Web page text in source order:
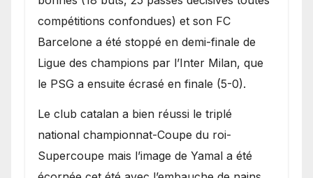
compétitions confondues) et son FC
Barcelone a été stoppé en demi-finale de
Ligue des champions par l’Inter Milan, que
le PSG a ensuite écrasé en finale (5-0).
Le club catalan a bien réussi le triplé
national championnat-Coupe du roi-
Supercoupe mais l’image de Yamal a été